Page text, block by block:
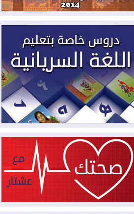
انخفض إلى أقل من 10%
ملفات حقبة الكاظمي تعود إلى
أنباء عن مراجعات قضائية
أوسع في قضايا فساد
2026-08-بيترو يشكو تزوير الانتخابات
ويحذر من "حرب أهلية" في
2026-08-رئيس إقليم كوردستان في
2026-08-
العراق يؤكد مجدداً التزامه
الهجمات على الدول المجاورة
2026-08-
العجز والاقتراض يطوقان
المالية العراقية.. اقتراض يتجاوز 3 تريليونات